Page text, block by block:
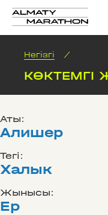
Негізгі /
КӨКТЕМГІ
Аты:
Алишер
Тегі:
Халык
Жынысы:
Ер